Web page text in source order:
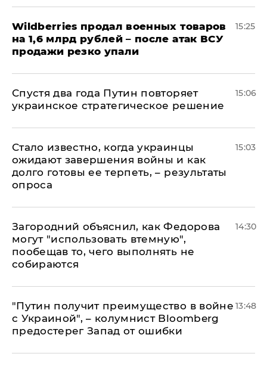
​Wildberries продал военных товаров
на 1,6 млрд рублей – после атак ВСУ
продажи резко упали
15:25
Спустя два года Путин повторяет
украинское стратегическое решение
15:06
Стало известно, когда украинцы
ожидают завершения войны и как
долго готовы ее терпеть, – результаты
опроса
15:03
Загородний объяснил, как Федорова
могут "использовать втемную",
пообещав то, чего выполнять не
собираются
14:30
"Путин получит преимущество в войне
с Украиной", – колумнист Bloomberg
предостерег Запад от ошибки
13:48